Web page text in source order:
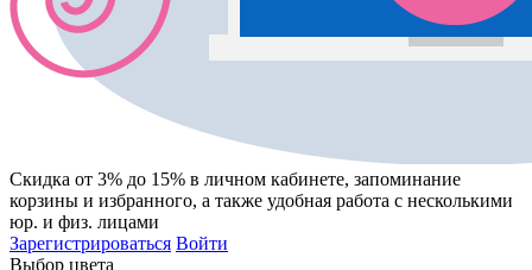
Скидка от 3% до 15% в личном кабинете, запоминание
корзины и избранного, а также удобная работа с несколькими
юр. и физ. лицами
Зарегистрироваться Войти
Выбор цвета